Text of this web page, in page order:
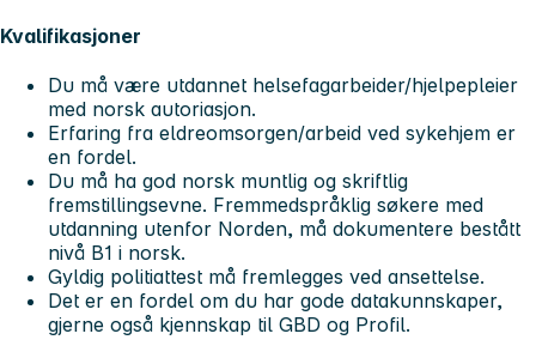
Kvalifikasjoner
Du må være utdannet helsefagarbeider/hjelpepleier
med norsk autoriasjon.
Erfaring fra eldreomsorgen/arbeid ved sykehjem er
en fordel.
Du må ha god norsk muntlig og skriftlig
fremstillingsevne. Fremmedspråklig søkere med
utdanning utenfor Norden, må dokumentere bestått
nivå B1 i norsk.
Gyldig politiattest må fremlegges ved ansettelse.
Det er en fordel om du har gode datakunnskaper,
gjerne også kjennskap til GBD og Profil.